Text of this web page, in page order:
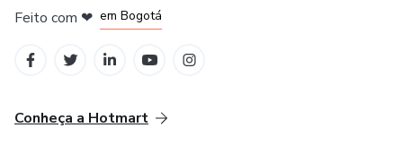
Feito com ❤ em Bogotá
Conheça a Hotmart